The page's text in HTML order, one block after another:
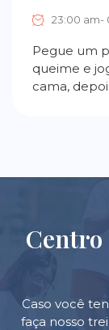
23:00 am-
Pegue um
queime e
cama,
Centro
Caso você
faça nosso